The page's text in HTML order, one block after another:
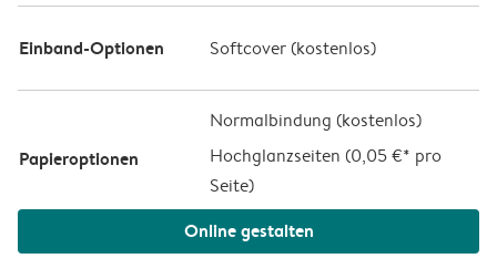
Einband-Optionen Softcover (kostenlos)
Papieroptionen
Normalbindung (kostenlos)
Hochglanzseiten (0,05 €* pro
Seite)
Online gestalten